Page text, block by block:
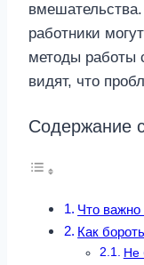
работники
методы работы
видят, что
Содержание
Что важно
Как
Не